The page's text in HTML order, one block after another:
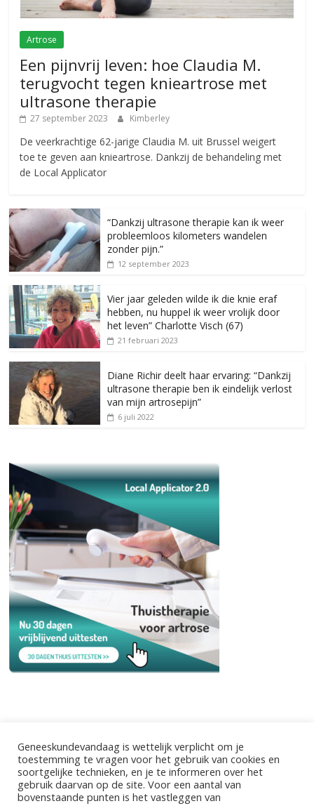
Artrose
Een pijnvrij leven: hoe Claudia M.
terugvocht tegen knieartrose met
ultrasone therapie
27 september 2023 Kimberley
De veerkrachtige 62-jarige Claudia M. uit Brussel weigert
toe te geven aan knieartrose. Dankzij de behandeling met
de Local Applicator
“Dankzij ultrasone therapie kan ik weer
probleemloos kilometers wandelen
zonder pijn.”
12 september 2023
Vier jaar geleden wilde ik die knie eraf
hebben, nu huppel ik weer vrolijk door
het leven” Charlotte Visch (67)
21 februari 2023
Diane Richir deelt haar ervaring: “Dankzij
ultrasone therapie ben ik eindelijk verlost
van mijn artrosepijn”
6 juli 2022
Geneeskundevandaag is wettelijk verplicht om je
toestemming te vragen voor het gebruik van cookies en
soortgelijke technieken, en je te informeren over het
gebruik daarvan op de site. Voor een aantal van
bovenstaande punten is het vastleggen van